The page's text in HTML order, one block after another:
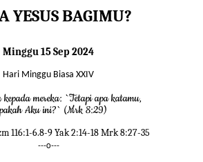
YESUS BAGIMU?
Minggu 15 Sep 2024
Hari Minggu Biasa XXIV
mereka: `Tetapi apa katamu,
Aku ini?` (Mrk 8:29)
116:1-6.8-9 Yak 2:14-18 Mrk 8:27-35
---o---